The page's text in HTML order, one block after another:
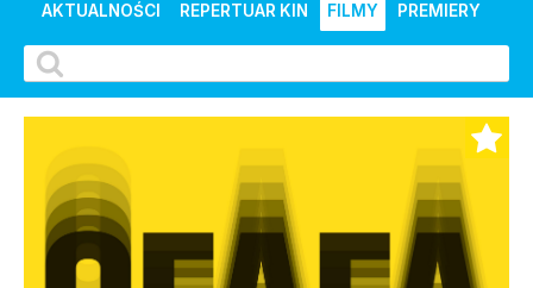
AKTUALNOŚCI REPERTUAR KIN FILMY PREMIERY